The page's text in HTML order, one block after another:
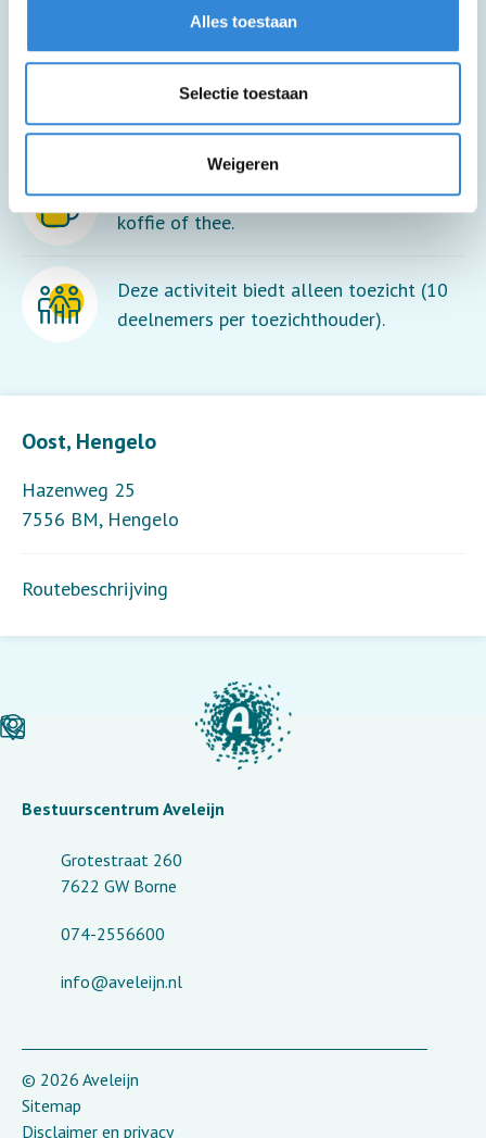
Alles toestaan
Selectie toestaan
Weigeren
Oost, Hengelo
Hazenweg 25
7556 BM, Hengelo
Routebeschrijving
Meer informatie
Deze activiteit is inclusief een kopje
koffie of thee.
Deze activiteit biedt alleen toezicht (10
deelnemers per toezichthouder).
Bestuurscentrum Aveleijn
Grotestraat 260
7622 GW Borne
074-2556600
info@aveleijn.nl
© 2026 Aveleijn
Sitemap
Disclaimer en privacy